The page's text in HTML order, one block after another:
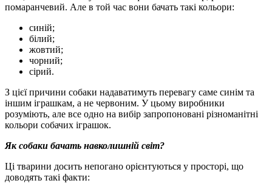
помаранчевий. Але в той час вони бачать такі кольори:
синій;
білий;
жовтий;
чорний;
сірий.
З цієї причини собаки надаватимуть перевагу саме синім та
іншим іграшкам, а не червоним. У цьому виробники
розуміють, але все одно на вибір запропоновані різноманітні
кольори собачих іграшок.
Як собаки бачать навколишній світ?
Ці тварини досить непогано орієнтуються у просторі, що
доводять такі факти: